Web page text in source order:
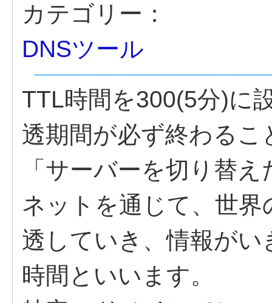
カテゴリー：
DNSツール
TTL時間を300(5分)に
透期間が必ず終わる
「サーバーを切り替
ネットを通じて、世
透していき、情報が
時間といいます。